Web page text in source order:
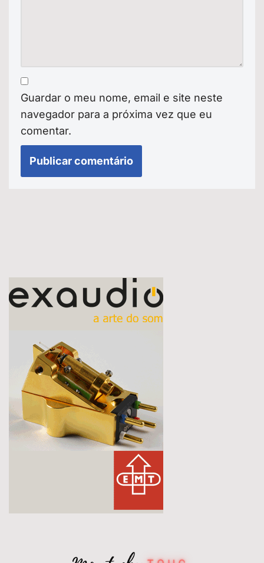
Guardar o meu nome, email e site neste
navegador para a próxima vez que eu
comentar.